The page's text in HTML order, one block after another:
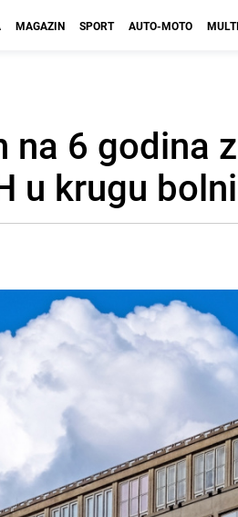
MAGAZIN SPORT AUTO-MOTO
6 godina
u krugu